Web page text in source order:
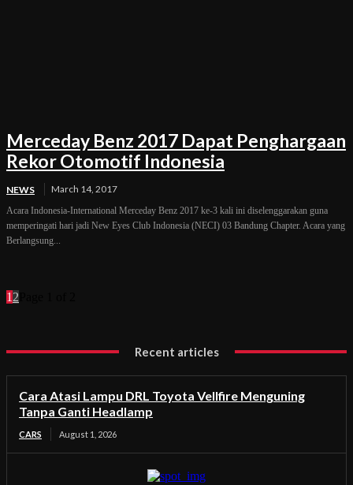
Merceday Benz 2017 Dapat Penghargaan
Rekor Otomotif Indonesia
NEWS March 14, 2017
Acara Indonesia-International Merceday Benz 2017 ke-3 kali ini diselenggarakan guna
memperingati hari jadi New Eyes Club Indonesia (NECI) 03 Bandung Chapter. Acara yang
Berlangsung...
1 2
Recent articles
Cara Atasi Lampu DRL Toyota Vellfire Menguning
Tanpa Ganti Headlamp
CARS August 1, 2026